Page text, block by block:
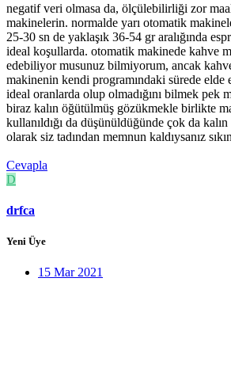
negatif veri olmasa da, ölçülebilirliği zor
makinelerin. normalde yarı otomatik
25-30 sn de yaklaşık 36-54 gr aralığında
ideal koşullarda. otomatik makinede kahve
edebiliyor musunuz bilmiyorum, ancak
makinenin kendi programındaki sürede elde
ideal oranlarda olup olmadığını bilmek pek
biraz kalın öğütülmüş gözükmekle birlikte
kullanıldığı da düşünüldüğünde çok da
olarak siz tadından memnun kaldıysanız
Cevapla
D
drfca
Yeni Üye
15 Mar 2021